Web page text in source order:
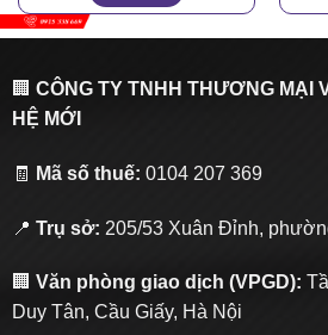
🏢 CÔNG TY TNHH THƯƠNG MẠI
HỆ MỚI
🧾 Mã số thuế: 0104 207 369
📍 Trụ sở: 205/53 Xuân Đỉnh,
🏢 Văn phòng giao dịch (VPGD):
Duy Tân, Cầu Giấy, Hà Nội